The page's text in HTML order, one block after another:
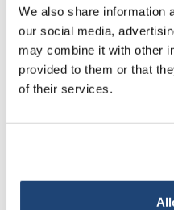
We also share information
our social media,
may combine it with other
provided to them or that
of their services.
Tazze e provette per campioni
Bottiglie spray
Sign up for our
our new products, and
your next purchase
our
Your discount